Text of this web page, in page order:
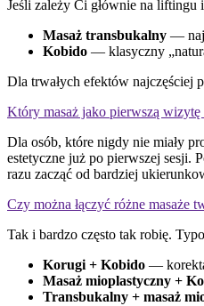
Jeśli zależy Ci głównie na
Masaż transbukalny —
Kobido — klasyczny
Dla trwałych efektów najczęściej
Który masaż jako pierwszą
Dla osób, które nigdy nie miały
estetyczne już po pierwszej sesji.
razu zacząć od bardziej
Czy można łączyć różne masaże
Tak i bardzo często tak robię.
Korugi + Kobido —
Masaż mioplastyczny +
Transbukalny + masaż